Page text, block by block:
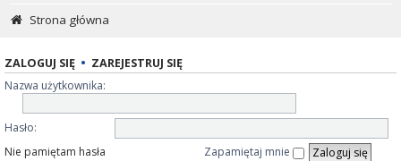
Strona główna
ZALOGUJ SIĘ • ZAREJESTRUJ SIĘ
Nazwa użytkownika:
Hasło:
Nie pamiętam hasła
Zapamiętaj mnie